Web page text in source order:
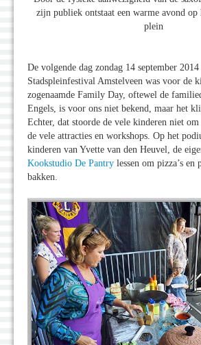
zijn publiek ontstaat een warme avond
plein
De volgende dag zondag 14 september
Stadspleinfestival Amstelveen was voor de
zogenaamde Family Day, oftewel de
Engels, is voor ons niet bekend, maar het
Echter, dat stoorde de vele kinderen niet om
de vele attracties en workshops. Op het
kinderen van Yvette van den Heuvel, de
Kookstudio De Pantry lessen om pizza’s en
bakken.